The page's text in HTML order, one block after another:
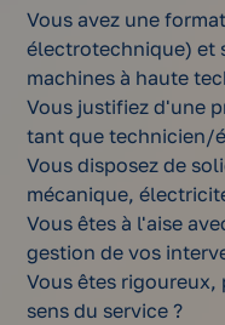
Vous avez une
électrotechnique) et
machines à haute
Vous justifiez d'une
tant que technicien/
Vous disposez de
mécanique,
Vous êtes à l'aise
gestion de vos
Vous êtes
sens du service ?